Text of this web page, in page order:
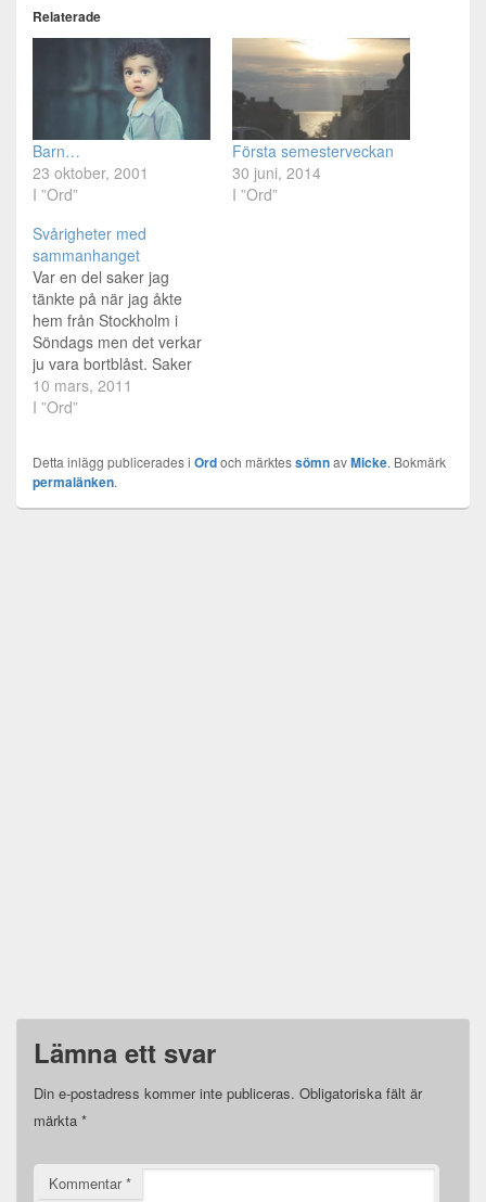
Relaterade
Barn…
23 oktober, 2001
I ”Ord”
Första semesterveckan
30 juni, 2014
I ”Ord”
Svårigheter med
sammanhanget
Var en del saker jag
tänkte på när jag åkte
hem från Stockholm i
Söndags men det verkar
ju vara bortblåst. Saker
som jag ville utveckla och
skriva om. Flyktig är
hjärna som skapar nya
tankar och spyr ut diverse
här…
10 mars, 2011
I ”Ord”
Detta inlägg publicerades i Ordoch märktessömnavMicke. Bokmärk
permalänken.
Lämna ett svar
Din e-postadress kommer inte publiceras. Obligatoriska fält är
märkta *
Kommentar*